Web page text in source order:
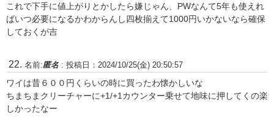
これで下手に値上がりとかしたら嫌じゃん、PWなんて5年も使えれ
ばいつ必要になるかわからんし四枚揃えて1000円いかないなら確保
しておくが吉
名前:匿名 : 投稿日：2024/10/25(金) 20:50:57
ワイは昔６００円くらいの時に買ったわ懐かしいな
ちまちまクリーチャーに+1/+1カウンター乗せて地味に押してくの楽
しかったなー